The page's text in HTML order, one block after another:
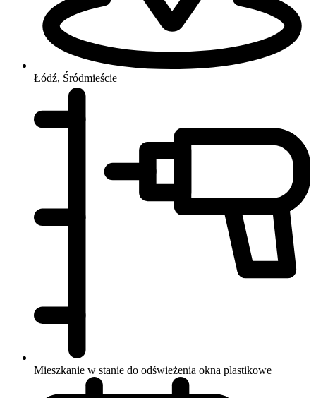
Łódź, Śródmieście
Mieszkanie w stanie do odświeżenia okna plastikowe